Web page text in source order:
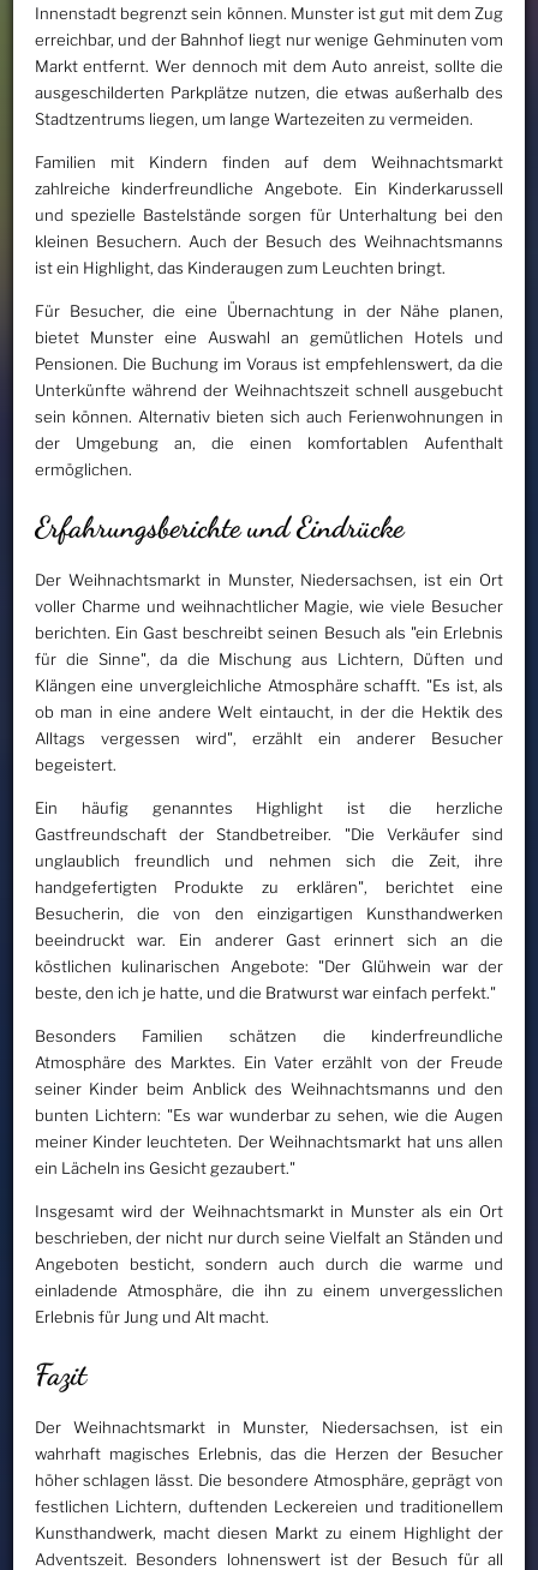
Innenstadt begrenzt sein können. Munster ist gut mit dem Zug
erreichbar, und der Bahnhof liegt nur wenige Gehminuten vom
Markt entfernt. Wer dennoch mit dem Auto anreist, sollte die
ausgeschilderten Parkplätze nutzen, die etwas außerhalb des
Stadtzentrums liegen, um lange Wartezeiten zu vermeiden.
Familien mit Kindern finden auf dem Weihnachtsmarkt
zahlreiche kinderfreundliche Angebote. Ein Kinderkarussell
und spezielle Bastelstände sorgen für Unterhaltung bei den
kleinen Besuchern. Auch der Besuch des Weihnachtsmanns
ist ein Highlight, das Kinderaugen zum Leuchten bringt.
Für Besucher, die eine Übernachtung in der Nähe planen,
bietet Munster eine Auswahl an gemütlichen Hotels und
Pensionen. Die Buchung im Voraus ist empfehlenswert, da die
Unterkünfte während der Weihnachtszeit schnell ausgebucht
sein können. Alternativ bieten sich auch Ferienwohnungen in
der Umgebung an, die einen komfortablen Aufenthalt
ermöglichen.
Erfahrungsberichte und Eindrücke
Der Weihnachtsmarkt in Munster, Niedersachsen, ist ein Ort
voller Charme und weihnachtlicher Magie, wie viele Besucher
berichten. Ein Gast beschreibt seinen Besuch als "ein Erlebnis
für die Sinne", da die Mischung aus Lichtern, Düften und
Klängen eine unvergleichliche Atmosphäre schafft. "Es ist, als
ob man in eine andere Welt eintaucht, in der die Hektik des
Alltags vergessen wird", erzählt ein anderer Besucher
begeistert.
Ein häufig genanntes Highlight ist die herzliche
Gastfreundschaft der Standbetreiber. "Die Verkäufer sind
unglaublich freundlich und nehmen sich die Zeit, ihre
handgefertigten Produkte zu erklären", berichtet eine
Besucherin, die von den einzigartigen Kunsthandwerken
beeindruckt war. Ein anderer Gast erinnert sich an die
köstlichen kulinarischen Angebote: "Der Glühwein war der
beste, den ich je hatte, und die Bratwurst war einfach perfekt."
Besonders Familien schätzen die kinderfreundliche
Atmosphäre des Marktes. Ein Vater erzählt von der Freude
seiner Kinder beim Anblick des Weihnachtsmanns und den
bunten Lichtern: "Es war wunderbar zu sehen, wie die Augen
meiner Kinder leuchteten. Der Weihnachtsmarkt hat uns allen
ein Lächeln ins Gesicht gezaubert."
Insgesamt wird der Weihnachtsmarkt in Munster als ein Ort
beschrieben, der nicht nur durch seine Vielfalt an Ständen und
Angeboten besticht, sondern auch durch die warme und
einladende Atmosphäre, die ihn zu einem unvergesslichen
Erlebnis für Jung und Alt macht.
Fazit
Der Weihnachtsmarkt in Munster, Niedersachsen, ist ein
wahrhaft magisches Erlebnis, das die Herzen der Besucher
höher schlagen lässt. Die besondere Atmosphäre, geprägt von
festlichen Lichtern, duftenden Leckereien und traditionellem
Kunsthandwerk, macht diesen Markt zu einem Highlight der
Adventszeit. Besonders lohnenswert ist der Besuch für all